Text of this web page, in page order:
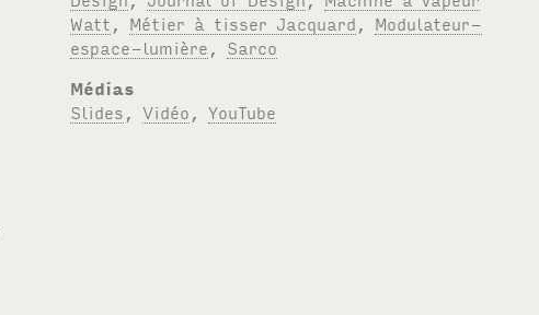
Watt
Métier à tisser Jacquard
Modulateur-
espace-lumière
Sarco
Médias
Slides ,Vidéo ,YouTube